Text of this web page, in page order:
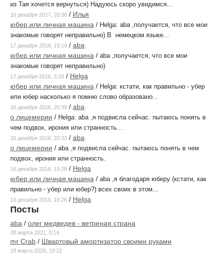
из Тая хочется вернуться) Надуюсь скоро увидимся...
10 декабря 2017, 20:38 / Илья
юбер или личная машина / Helga: aba ,получается, что все мои
знакомые говорят неправильно) В немецком языке...
17 декабря 2016, 19:19 / aba
юбер или личная машина / aba ,получается, что все мои
знакомые говорят неправильно)
17 декабря 2016, 3:28 / Helga
юбер или личная машина / Helga: кстати, как правильно - убер
или юбер насколько я помню слово образовано...
16 декабря 2016, 20:39 / aba
о лицемерии / Helga: aba ,я подвисла сейчас. пытаюсь понять в
чем подвох, ирония или странность...
16 декабря 2016, 20:33 / aba
о лицемерии / aba ,я подвисла сейчас. пытаюсь понять в чем
подвох, ирония или странность.
16 декабря 2016, 19:28 / Helga
юбер или личная машина / aba ,я благодаря юберу (кстати, как
правильно - убер или юбер?) всех своих в этом...
16 декабря 2016, 19:26 / Helga
Посты
aba / олег медведев - ветреная страна
28 марта 2021, 0:14
mr Crab / Швартовый амортизатор своими руками
18 марта 2020, 19:22